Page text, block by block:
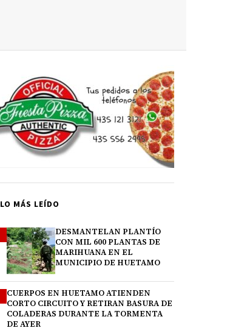
LO MÁS LEÍDO
DESMANTELAN PLANTÍO
CON MIL 600 PLANTAS DE
MARIHUANA EN EL
MUNICIPIO DE HUETAMO
CUERPOS EN HUETAMO ATIENDEN
CORTO CIRCUITO Y RETIRAN BASURA DE
COLADERAS DURANTE LA TORMENTA
DE AYER